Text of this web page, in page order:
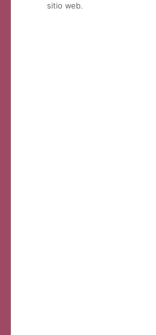
sitio web.